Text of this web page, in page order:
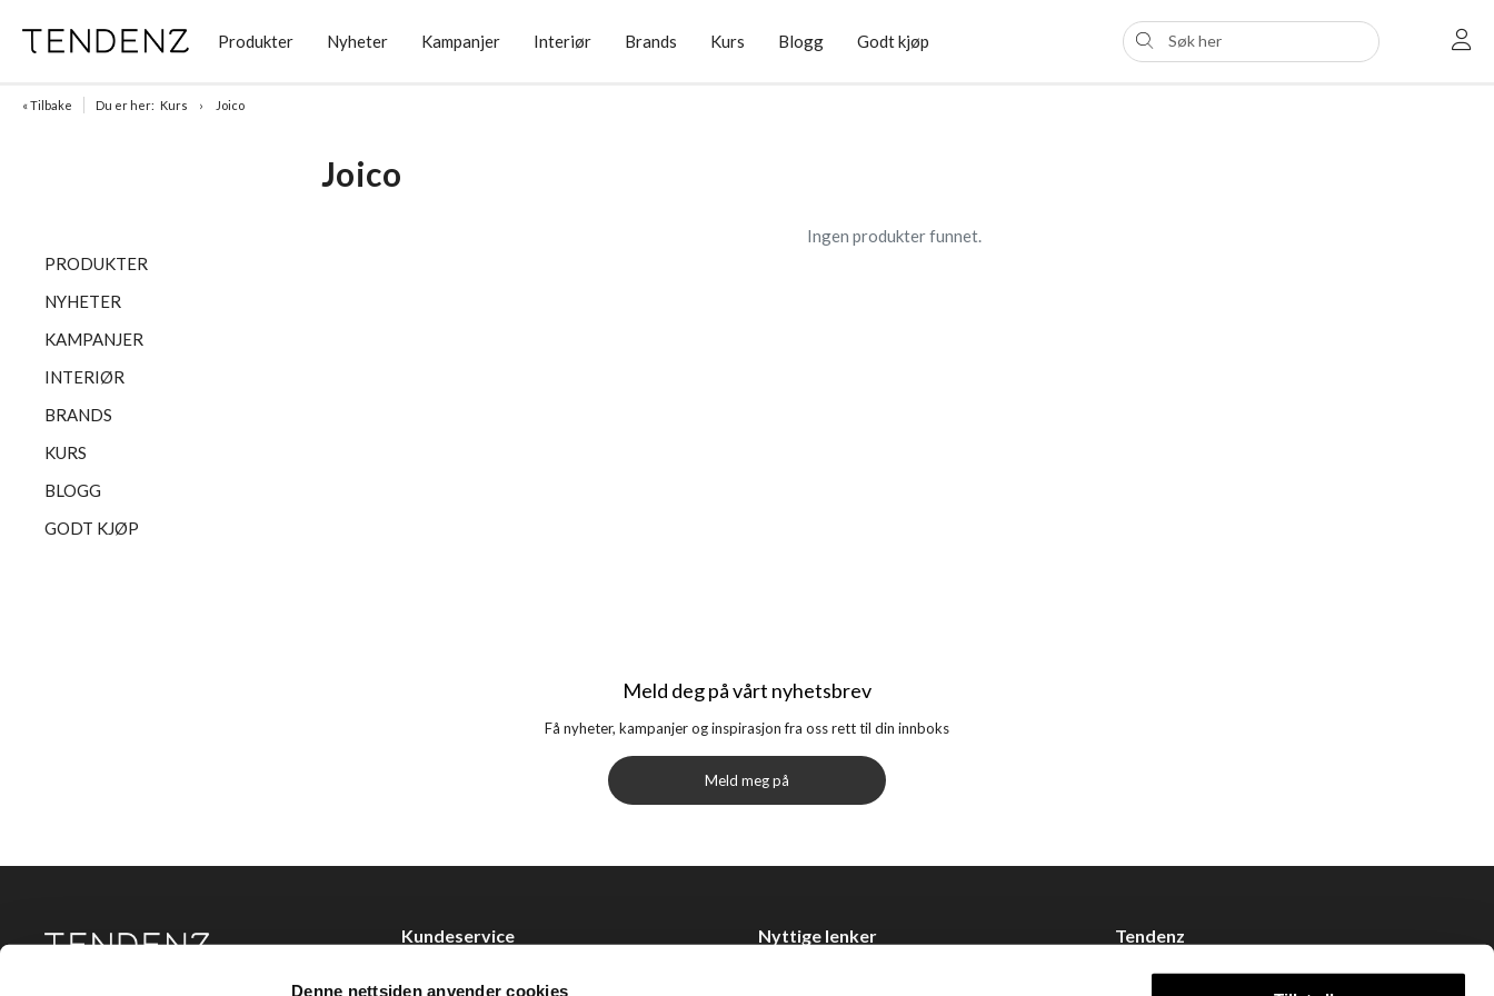
Denne nettsiden anvender cookies
Produkter Nyheter Kampanjer Interiør Brands Kurs Blogg Godt kjøp
« Tilbake Du er her: Kurs Joico
Joico
PRODUKTER
NYHETER
KAMPANJER
INTERIØR
BRANDS
KURS
BLOGG
GODT KJØP
Ingen produkter funnet.
Meld deg på vårt nyhetsbrev
Få nyheter, kampanjer og inspirasjon fra oss rett til din innboks
Meld meg på
Kundeservice
Kjøpsvilkår
Nyttige lenker Tendenz